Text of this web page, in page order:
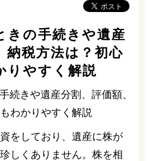
きの手続きや遺産
納税方法は？初心
りやすく解説
をしており、遺産に株が
しくありません。株を相